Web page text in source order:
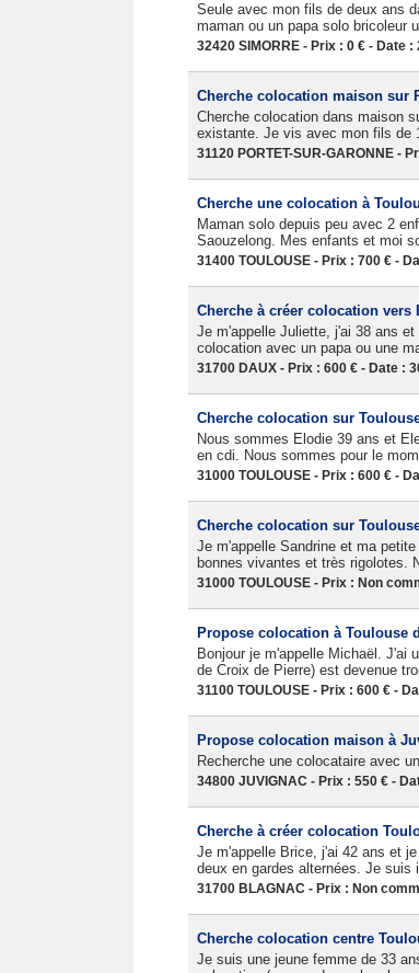
Seule avec mon fils de deux ans
maman ou un papa solo bricoleur
32420 SIMORRE - Prix : 0 € - Date :
Cherche colocation maison sur
Cherche colocation dans maison
existante. Je vis avec mon fils de
31120 PORTET-SUR-GARONNE -
Cherche une colocation à
Maman solo depuis peu avec 2
Saouzelong. Mes enfants et moi
31400 TOULOUSE - Prix : 700 € -
Cherche à créer colocation vers
Je m'appelle Juliette, j'ai 38 ans
colocation avec un papa ou une
31700 DAUX - Prix : 600 € - Date :
Cherche colocation sur
Nous sommes Elodie 39 ans et
en cdi. Nous sommes pour le
31000 TOULOUSE - Prix : 600 € -
Cherche colocation sur
Je m'appelle Sandrine et ma
bonnes vivantes et très rigolotes.
31000 TOULOUSE - Prix : Non
Propose colocation à Toulouse
Bonjour je m'appelle Michaël. J'ai
de Croix de Pierre) est devenue
31100 TOULOUSE - Prix : 600 € -
Propose colocation maison à
Recherche une colocataire avec
34800 JUVIGNAC - Prix : 550 € -
Cherche à créer colocation
Je m'appelle Brice, j'ai 42 ans et
deux en gardes alternées. Je suis
31700 BLAGNAC - Prix : Non
Cherche colocation centre
Je suis une jeune femme de 33